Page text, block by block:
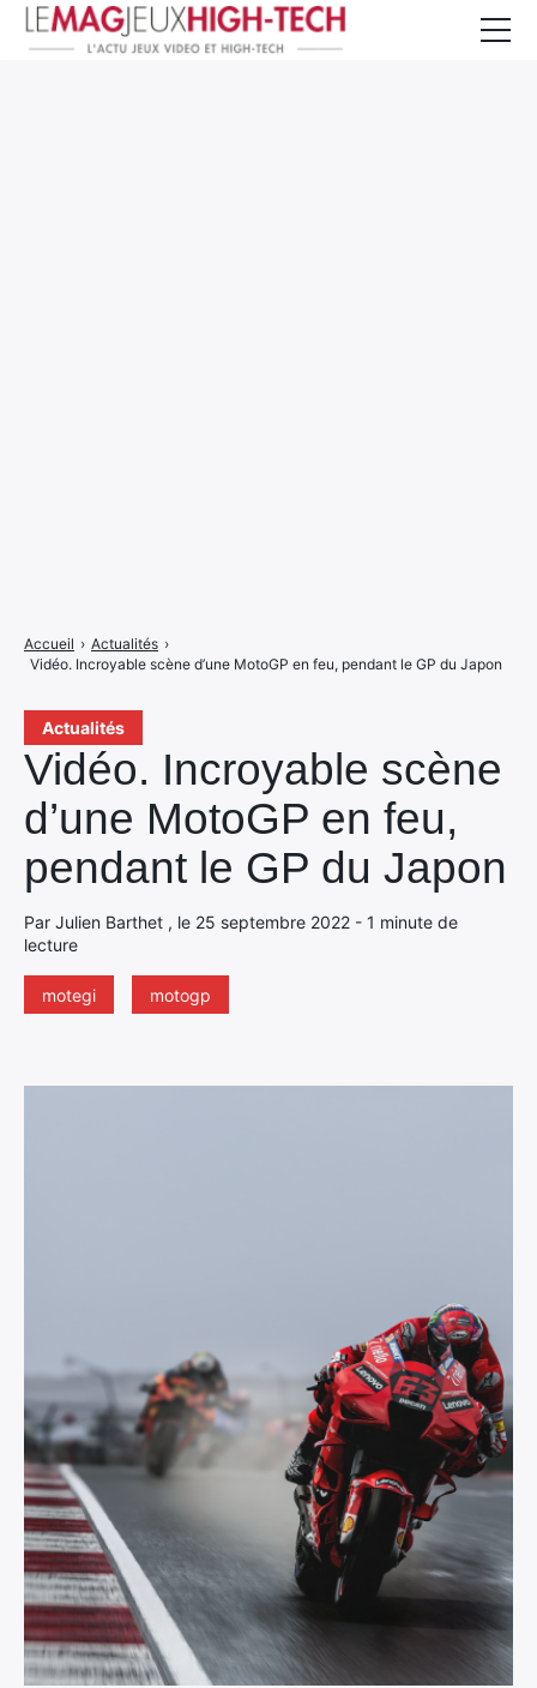
Actualités
Vidéo. Incroyable scène
d’une MotoGP en feu,
pendant le GP du Japon
Par Julien Barthet , le 25 septembre 2022 - 1 minute de
lecture
motegi motogp
Accueil › Actualités ›
Vidéo. Incroyable scène d’une MotoGP en feu, pendant le GP du Japon